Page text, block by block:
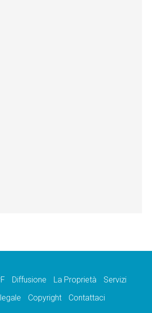
Diffusione La Proprietà
Servizi
Copyright Contattaci